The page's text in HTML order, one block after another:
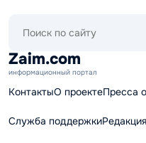
сайту
Zaim.com
информационный портал
КонтактыО проектеПресса
Служба поддержки